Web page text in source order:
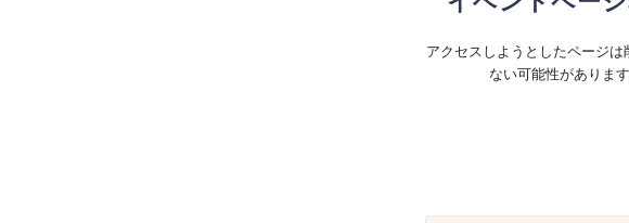
アクセスしようとしたページ
ない可能性がありま